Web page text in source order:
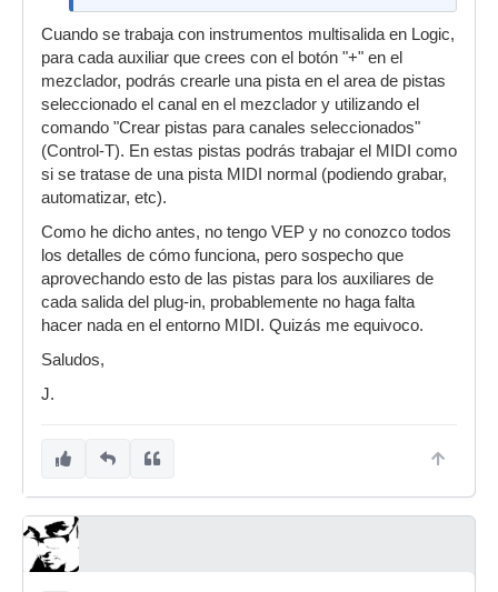
Cuando se trabaja con instrumentos multisalida en Logic,
para cada auxiliar que crees con el botón "+" en el
mezclador, podrás crearle una pista en el area de pistas
seleccionado el canal en el mezclador y utilizando el
comando "Crear pistas para canales seleccionados"
(Control-T). En estas pistas podrás trabajar el MIDI como
si se tratase de una pista MIDI normal (podiendo grabar,
automatizar, etc).
Como he dicho antes, no tengo VEP y no conozco todos
los detalles de cómo funciona, pero sospecho que
aprovechando esto de las pistas para los auxiliares de
cada salida del plug-in, probablemente no haga falta
hacer nada en el entorno MIDI. Quizás me equivoco.
Saludos,
J.